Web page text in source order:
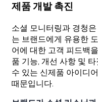
제품 개발 촉진
소셜 모니터링과 경청
는 브랜드에게 유용한
어에 대한 고객 피드백
품 기능, 개선 사항 및
수 있는 신제품 아이디
때문입니다.